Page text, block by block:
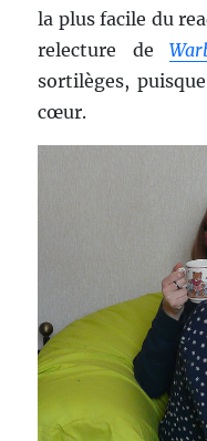
la plus facile du
relecture de
sortilèges,
cœur.